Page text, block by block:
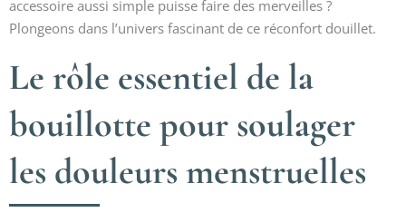
accessoire aussi simple puisse faire des merveilles ?
Plongeons dans l’univers fascinant de ce réconfort douillet.
Le rôle essentiel de la
bouillotte pour soulager
les douleurs menstruelles